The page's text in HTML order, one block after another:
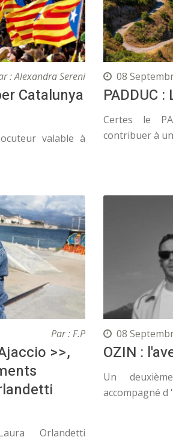
: Alexandra Sereni
Catalunya
valable à
08
PADDUC
Certes le
contribuer à
Par : F.P
>>,
Orlandetti
08
OZIN :
Un
accompagné d